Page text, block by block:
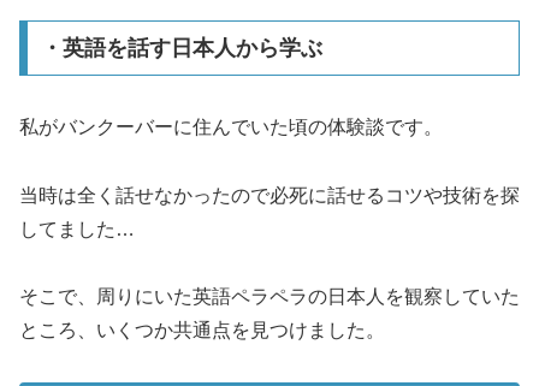
・英語を話す日本人から学ぶ
私がバンクーバーに住んでいた頃の体験談です。
当時は全く話せなかったので必死に話せるコツや技術を探
してました…
そこで、周りにいた英語ペラペラの日本人を観察していた
ところ、いくつか共通点を見つけました。